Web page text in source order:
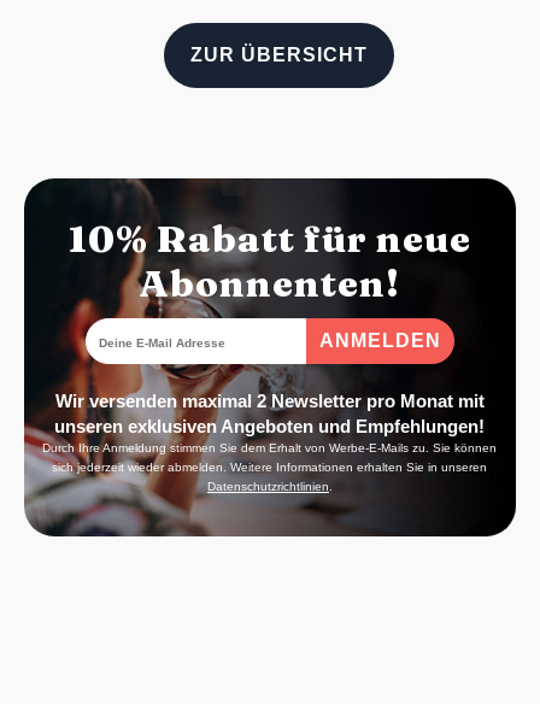
ZUR ÜBERSICHT
10% Rabatt für neue
Abonnenten!
Wir versenden maximal 2 Newsletter pro Monat mit
unseren exklusiven Angeboten und Empfehlungen!
Durch Ihre Anmeldung stimmen Sie dem Erhalt von Werbe-E-Mails zu. Sie können
sich jederzeit wieder abmelden. Weitere Informationen erhalten Sie in unseren
Datenschutzrichtlinien.